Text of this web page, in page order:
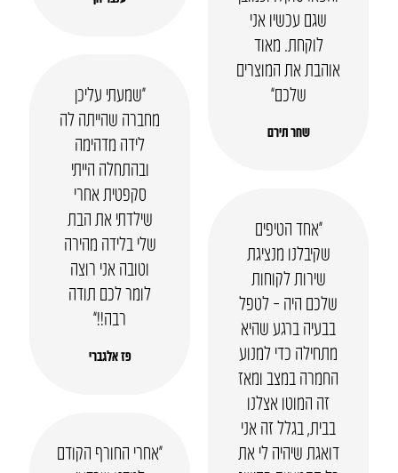
שגם עכשיו אני
לוקחת. מאוד
אוהבת את המוצרים
שלכם”
שחר תירם
“שמעתי עליכן
מחברה שהייתה לה
לידה מדהימה
ובהתחלה הייתי
סקפטית אחרי
שילדתי את הבת
שלי בלידה מהירה
וטובה אני רוצה
לומר לכם תודה
רבה!!”
פז אלגברי
“אחד הטיפים
שקיבלנו מנציגת
שירות לקוחות
שלכם היה – לטפל
בבעיה ברגע שהיא
מתחילה כדי למנוע
החמרה במצב ומאז
זה המוטו אצלנו
בבית, בגלל זה אני
דואגת שיהיה לי את
“אחרי החורף הקודם